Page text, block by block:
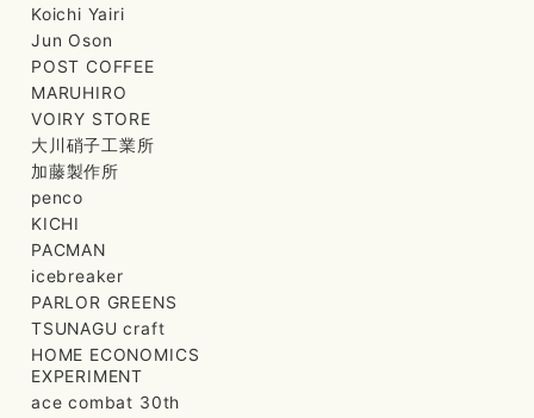
Koichi Yairi
Jun Oson
POST COFFEE
MARUHIRO
VOIRY STORE
大川硝子工業所
加藤製作所
penco
KICHI
PACMAN
icebreaker
PARLOR GREENS
TSUNAGU craft
HOME ECONOMICS
EXPERIMENT
ace combat 30th